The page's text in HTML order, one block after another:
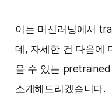
이는 머신러닝에서
데, 자세한 건 다음에
을 수 있는
소개해드리겠습니다.